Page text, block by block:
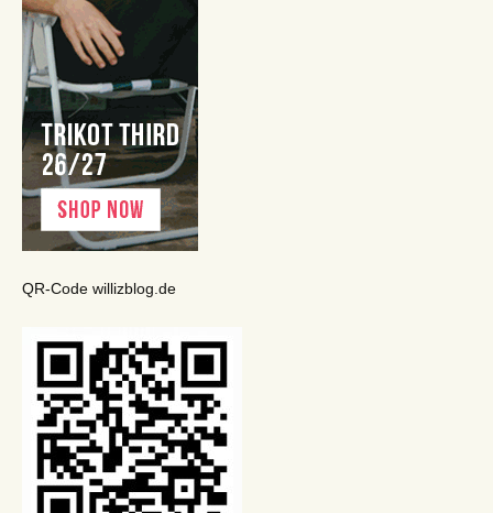
QR-Code willizblog.de